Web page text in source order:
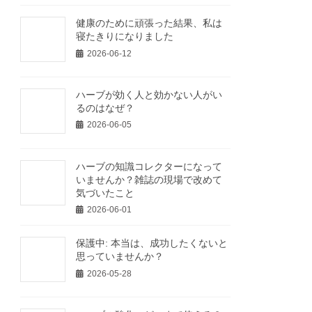
健康のために頑張った結果、私は
寝たきりになりました
2026-06-12
ハーブが効く人と効かない人がい
るのはなぜ？
2026-06-05
ハーブの知識コレクターになって
いませんか？雑誌の現場で改めて
気づいたこと
2026-06-01
保護中: 本当は、成功したくないと
思っていませんか？
2026-05-28